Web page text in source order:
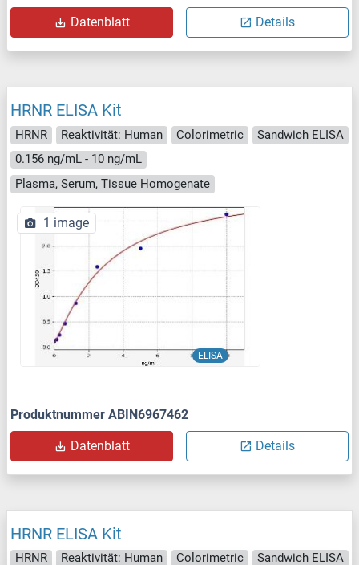
Datenblatt Details
HRNR ELISA Kit
HRNR Reaktivität: Human Colorimetric
Sandwich ELISA
0.156 ng/mL - 10 ng/mL
Plasma, Serum, Tissue Homogenate
ELISA
1 image
Produktnummer ABIN6967462
Datenblatt Details
HRNR ELISA Kit
HRNR Reaktivität: Human Colorimetric Sandwich ELISA